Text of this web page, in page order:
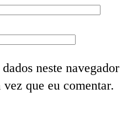
neste navegador
que eu comentar.